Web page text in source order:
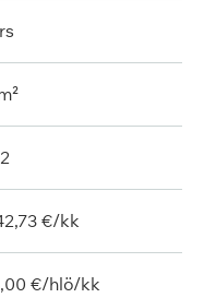
€/kk
€/hlö/kk